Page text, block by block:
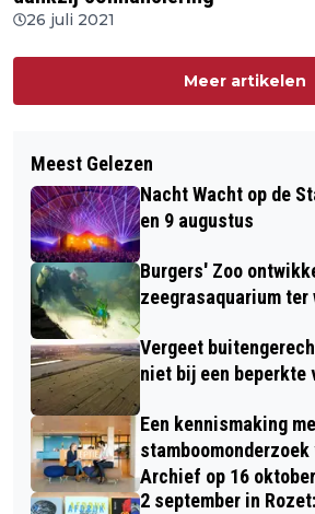
26 juli 2021
Meer artikelen
Meest Gelezen
Nacht Wacht op de
en 9 augustus
Burgers' Zoo
zeegrasaquarium ter
Vergeet
niet bij een beperkte
Een kennismaking
Archief op 16 oktober
2 september in